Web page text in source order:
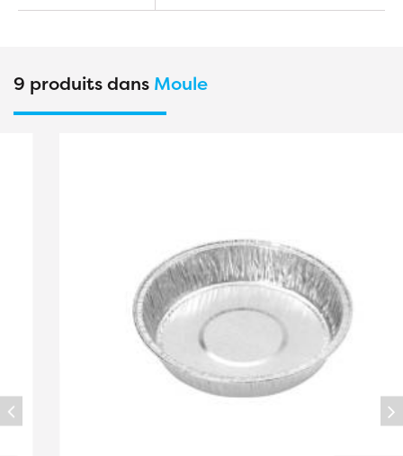
9 produits dans Moule